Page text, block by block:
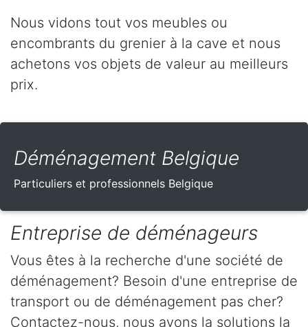
Nous vidons tout vos meubles ou
encombrants du grenier à la cave et nous
achetons vos objets de valeur au meilleurs
prix.
Déménagement Belgique
Particuliers et professionnels Belgique
Entreprise de déménageurs
Vous êtes à la recherche d'une société de
déménagement? Besoin d'une entreprise de
transport ou de déménagement pas cher?
Contactez-nous, nous avons la solutions la